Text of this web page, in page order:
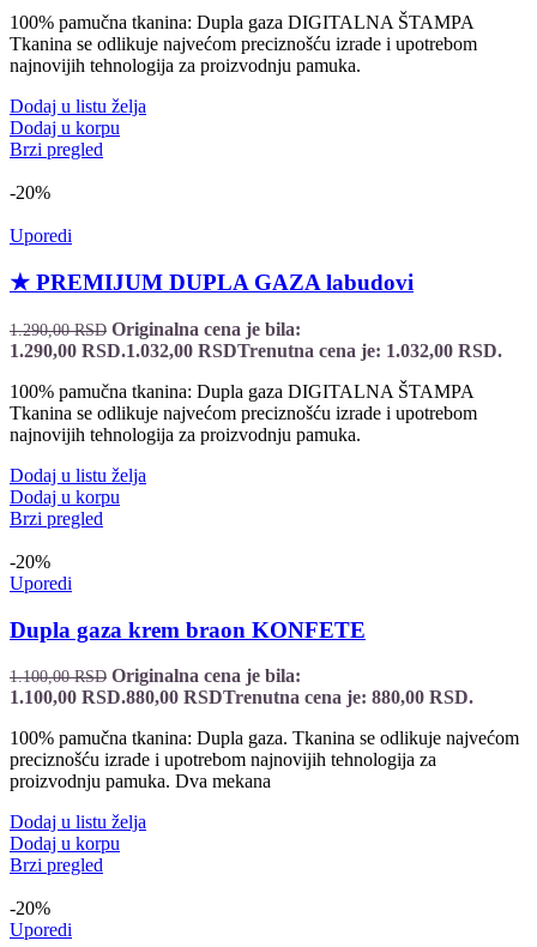
100% pamučna tkanina: Dupla gaza DIGITALNA ŠTAMPA
Tkanina se odlikuje najvećom preciznošću izrade i upotrebom
najnovijih tehnologija za proizvodnju pamuka.
Dodaj u listu želja
Dodaj u korpu
Brzi pregled
-20%
Uporedi
★ PREMIJUM DUPLA GAZA labudovi
1.290,00RSD Originalna cena je bila:
1.290,00 RSD.1.032,00 RSDTrenutna cena je: 1.032,00 RSD.
100% pamučna tkanina: Dupla gaza DIGITALNA ŠTAMPA
Tkanina se odlikuje najvećom preciznošću izrade i upotrebom
najnovijih tehnologija za proizvodnju pamuka.
Dodaj u listu želja
Dodaj u korpu
Brzi pregled
-20%
Uporedi
Dupla gaza krem braon KONFETE
1.100,00RSD Originalna cena je bila:
1.100,00 RSD.880,00 RSDTrenutna cena je: 880,00 RSD.
100% pamučna tkanina: Dupla gaza. Tkanina se odlikuje najvećom
preciznošću izrade i upotrebom najnovijih tehnologija za
proizvodnju pamuka. Dva mekana
Dodaj u listu želja
Dodaj u korpu
Brzi pregled
-20%
Uporedi